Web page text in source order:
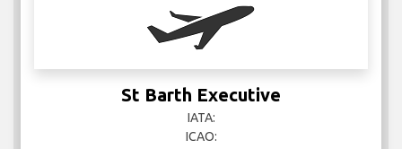
St Barth Executive
IATA:
ICAO: